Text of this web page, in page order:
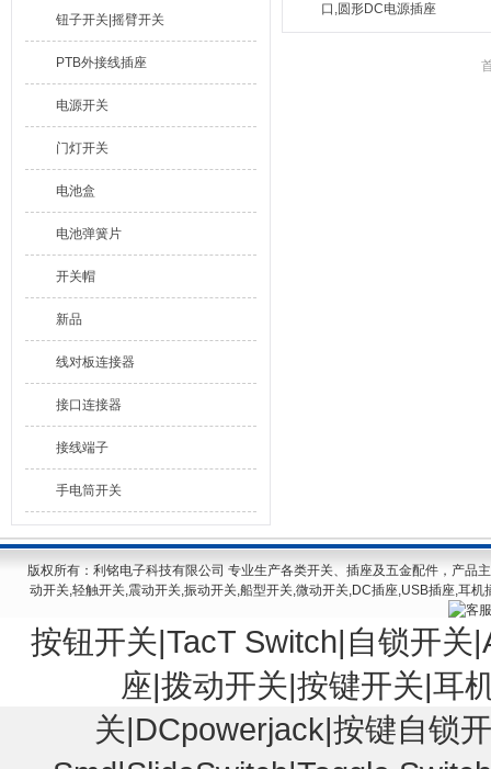
钮子开关|摇臂开关
PTB外接线插座
电源开关
门灯开关
电池盒
电池弹簧片
开关帽
新品
线对板连接器
接口连接器
接线端子
手电筒开关
口,圆形DC电源插座
5.5mm*2.1mm/DC插座
版权所有：利铭电子科技有限公司 专业生产各类开关、插座及五金配件，产品
动开关,轻触开关,震动开关,振动开关,船型开关,微动开关,DC插座,USB插座,耳
按钮开关|TacT Switch|自锁开
座|拨动开关|按键开关|耳
关|DCpowerjack|按键自锁